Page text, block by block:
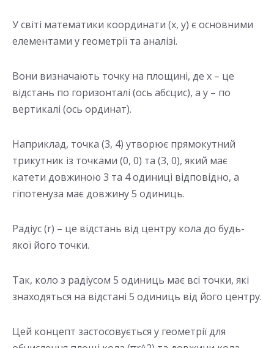
У світі математики координати (x, y) є основними
елементами у геометрії та аналізі.
Вони визначають точку на площині, де x – це
відстань по горизонталі (ось абсцис), а y – по
вертикалі (ось ординат).
Наприклад, точка (3, 4) утворює прямокутний
трикутник із точками (0, 0) та (3, 0), який має
катети довжиною 3 та 4 одиниці відповідно, а
гіпотенуза має довжину 5 одиниць.
Радіус (r) – це відстань від центру кола до будь-
якої його точки.
Так, коло з радіусом 5 одиниць має всі точки, які
знаходяться на відстані 5 одиниць від його центру.
Цей концепт застосовується у геометрії для